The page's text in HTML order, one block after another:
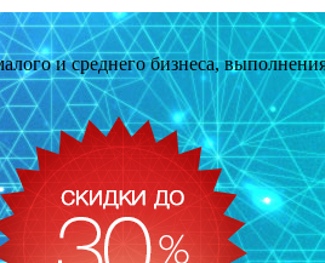
и среднего бизнеса,